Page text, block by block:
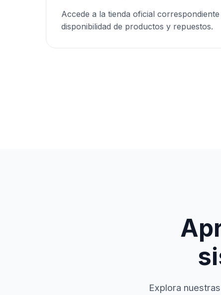
Accede a la tienda oficial
disponibilidad de productos y repuestos.
Explora